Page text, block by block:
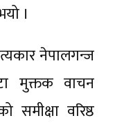
।
नेपालगन्ज
मुक्तक वाचन
वरिष्ठ